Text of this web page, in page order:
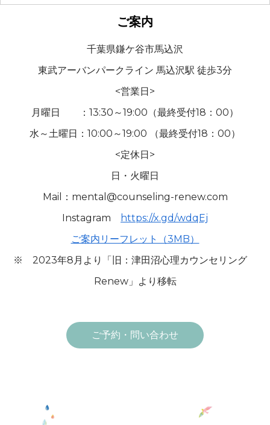
ご案内
千葉県鎌ケ谷市馬込沢
東武アーバンパークライン 馬込沢駅 徒歩3分
<営業日>
月曜日 ：13:30～19:00（最終受付18：00）
水～土曜日：10:00～19:00 （最終受付18：00）
<定休日>
日・火曜日
Mail：mental@counseling-renew.com
Instagram
https://x.gd/wdqEj
ご案内リーフレット（3MB）
※ 2023年8月より「旧：津田沼心理カウンセリング
Renew」より移転
ご予約・問い合わせ